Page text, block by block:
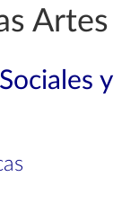
Artes
y